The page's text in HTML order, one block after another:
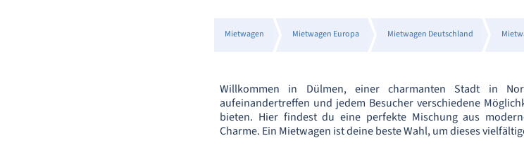
Mietwagen Mietwagen Europa Mietwagen Deutschland
Willkommen in Dülmen, einer charmanten Stadt in
aufeinandertreffen und jedem Besucher verschiedene
bieten. Hier findest du eine perfekte Mischung aus
Charme. Ein Mietwagen ist deine beste Wahl, um dieses